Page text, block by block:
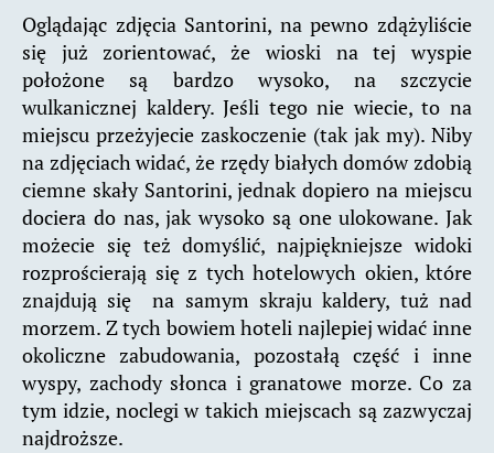
Oglądając zdjęcia Santorini, na pewno zdążyliście
się już zorientować, że wioski na tej wyspie
położone są bardzo wysoko, na szczycie
wulkanicznej kaldery. Jeśli tego nie wiecie, to na
miejscu przeżyjecie zaskoczenie (tak jak my). Niby
na zdjęciach widać, że rzędy białych domów zdobią
ciemne skały Santorini, jednak dopiero na miejscu
dociera do nas, jak wysoko są one ulokowane. Jak
możecie się też domyślić, najpiękniejsze widoki
rozprościerają się z tych hotelowych okien, które
znajdują się na samym skraju kaldery, tuż nad
morzem. Z tych bowiem hoteli najlepiej widać inne
okoliczne zabudowania, pozostałą część i inne
wyspy, zachody słonca i granatowe morze. Co za
tym idzie, noclegi w takich miejscach są zazwyczaj
najdroższe.